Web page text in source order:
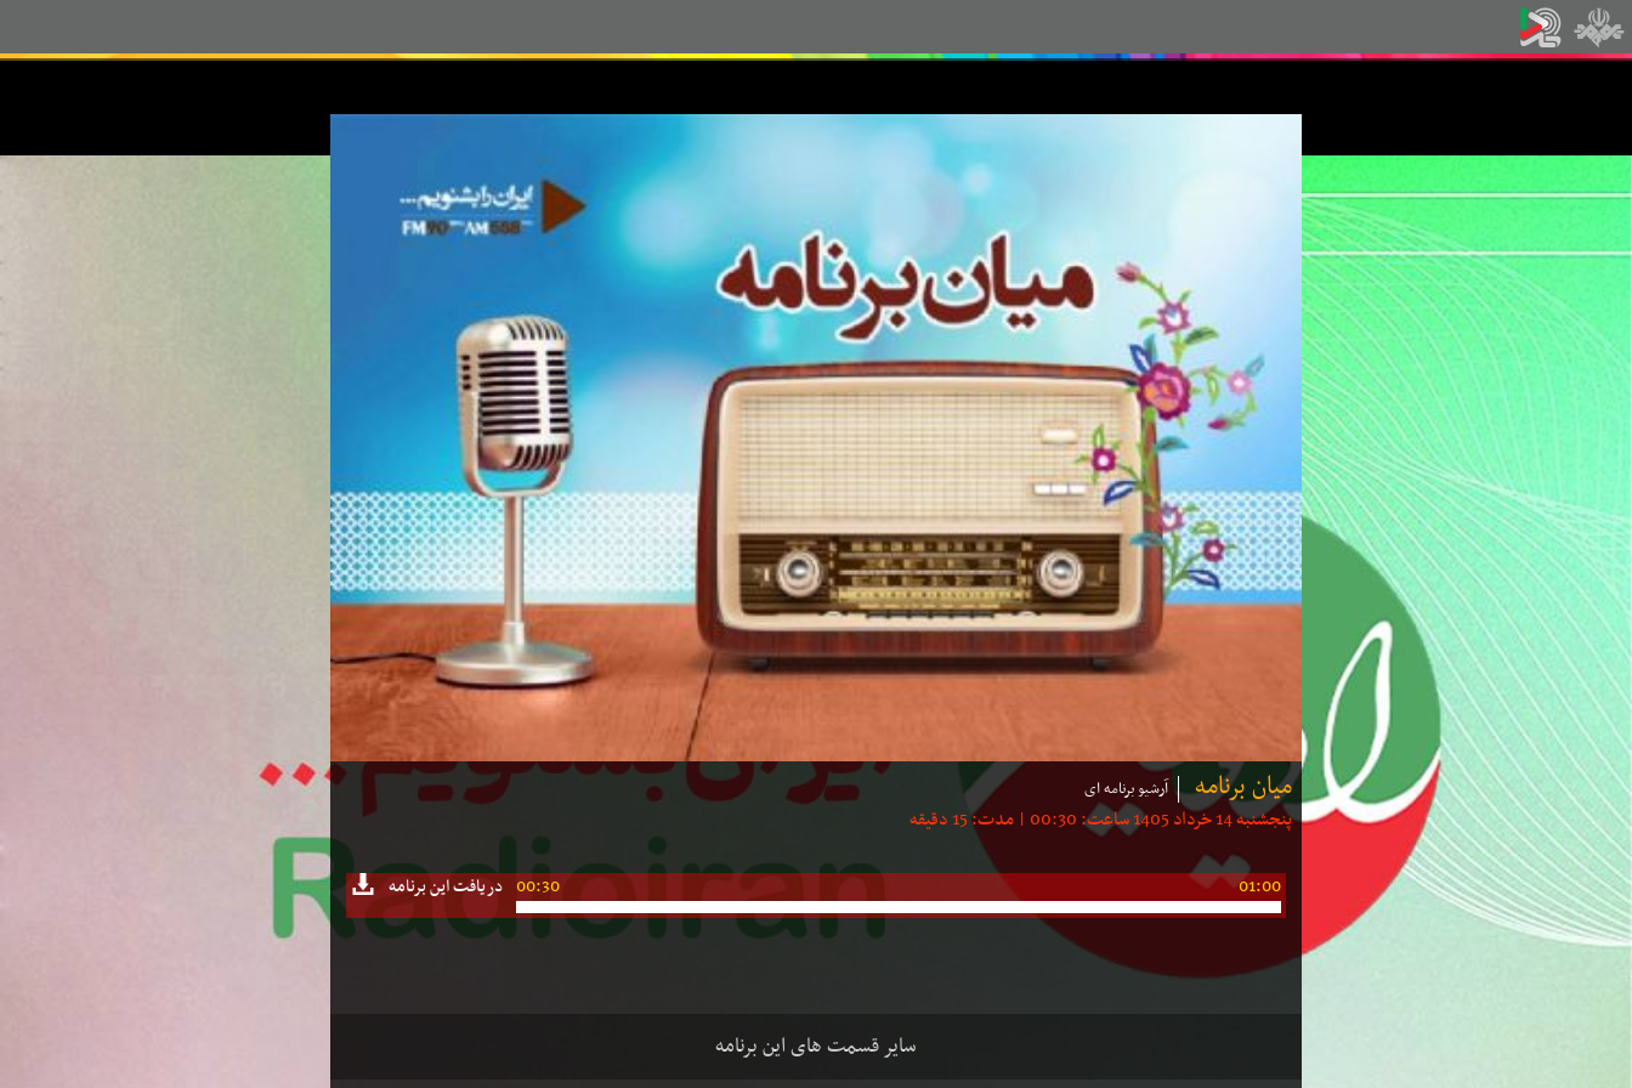
میان برنامه آرشیو برنامه ای
پنجشنبه 14 خرداد 1405 ساعت: 00:30 | مدت: 15 دقیقه
دریافت این برنامه 00:30 01:00
سایر قسمت های این برنامه